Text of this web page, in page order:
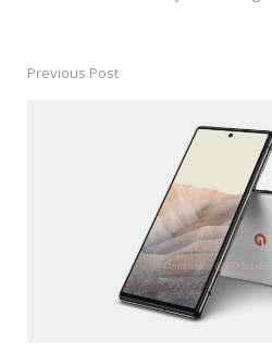
PostPrevious Post